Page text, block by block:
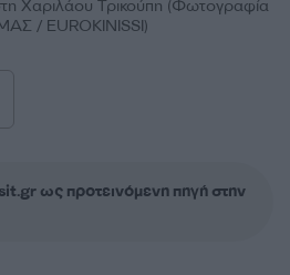
Χαριλάου Τρικούπη (Φωτογραφία
/ EUROKINISSI)
ως προτεινόμενη πηγή στην